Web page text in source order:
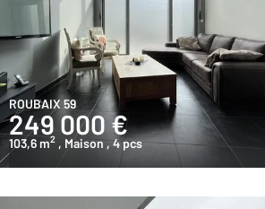
ROUBAIX 59
249 000 €
103,6 m2 , Maison , 4 pcs